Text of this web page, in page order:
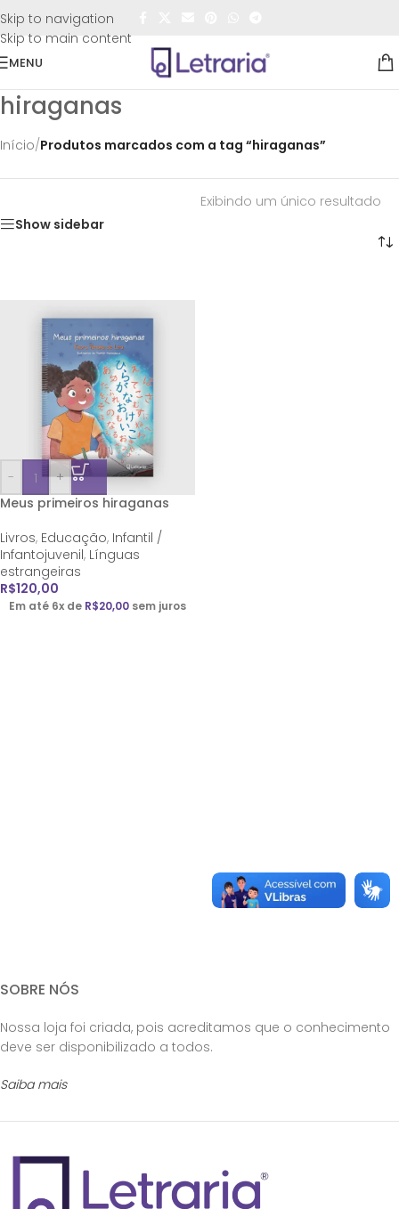
Skip to navigation
Skip to main content
FRETE GRÁTIS
MENU
hiraganas
Início/Produtos marcados com a tag “hiraganas”
Show sidebar
Exibindo um único resultado
-
+
Meus primeiros hiraganas
Livros, Educação, Infantil /
Infantojuvenil, Línguas
estrangeiras
R$120,00
Em até 6x de R$20,00 sem juros
SOBRE NÓS
Nossa loja foi criada, pois acreditamos que o conhecimento
deve ser disponibilizado a todos.
Saiba mais